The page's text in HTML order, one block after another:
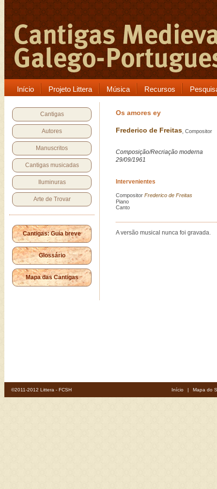
Início Projeto Littera Música Recursos
Cantigas
Autores
Manuscritos
Cantigas musicadas
Iluminuras
Arte de Trovar
Cantigas: Guia breve
Glossário
Mapa das Cantigas
Os amores ey
Frederico de Freitas , Compositor
Composição/Recriação moderna
29/09/1961
Intervenientes
Compositor Frederico de Freitas
Piano
Canto
A versão musical nunca foi gravada.
©2011-2012 Littera - FCSH Início | Mapa do